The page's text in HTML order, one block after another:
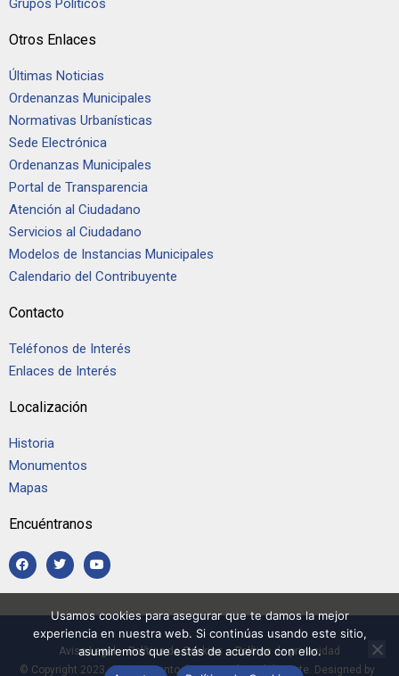
Grupos Políticos
Otros Enlaces
Últimas Noticias
Ordenanzas Municipales
Normativas Urbanísticas
Sede Electrónica
Ordenanzas Municipales
Portal de Transparencia
Atención al Ciudadano
Servicios al Ciudadano
Modelos de Instancias Municipales
Calendario del Contribuyente
Contacto
Teléfonos de Interés
Enlaces de Interés
Localización
Historia
Monumentos
Mapas
Encuéntranos
Aviso Legal–Política de Cookies –Política de privacidad
© Copyright 2023, Ayuntamiento de Casarrubios del Monte. Designed by
Usamos cookies para asegurar que te damos la mejor
experiencia en nuestra web. Si continúas usando este sitio,
asumiremos que estás de acuerdo con ello.